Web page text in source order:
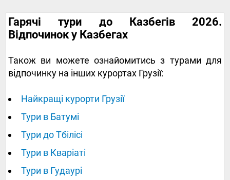
Гарячі тури до Казбегів 2026.
Відпочинок у Казбегах
Також ви можете ознайомитись з турами для
відпочинку на інших курортах Грузії:
Найкращі курорти Грузії
Тури в Батумі
Тури до Тбілісі
Тури в Кваріаті
Тури в Гудаурі